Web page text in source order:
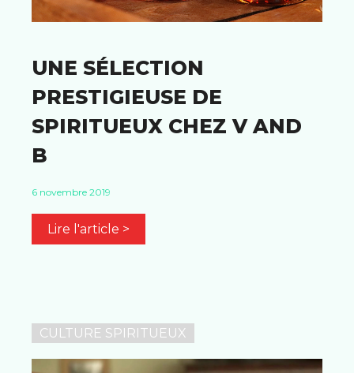
UNE SÉLECTION
PRESTIGIEUSE DE
SPIRITUEUX CHEZ V AND
B
6 novembre 2019
Lire l'article >
CULTURE SPIRITUEUX